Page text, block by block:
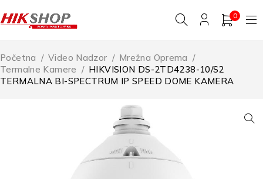
0
Početna / Video Nadzor / Mrežna Oprema /
Termalne Kamere / HIKVISION DS-2TD4238-10/S2
TERMALNA BI-SPECTRUM IP SPEED DOME KAMERA